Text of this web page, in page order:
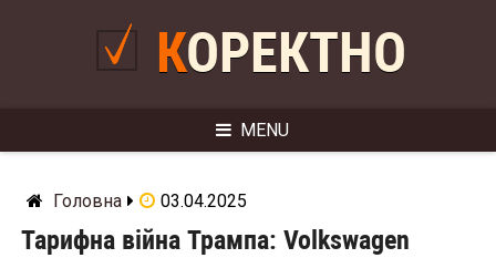
КОРЕКТНО
MENU
Головна 03.04.2025
Тарифна війна Трампа: Volkswagen